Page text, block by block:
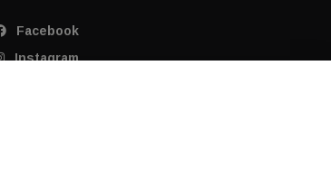
Facebook
Instagram